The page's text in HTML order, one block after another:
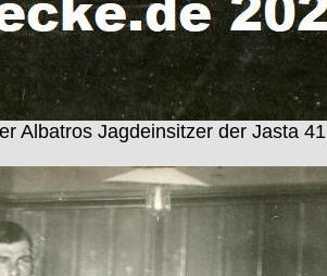
Albatros Jagdeinsitzer der Jasta 41